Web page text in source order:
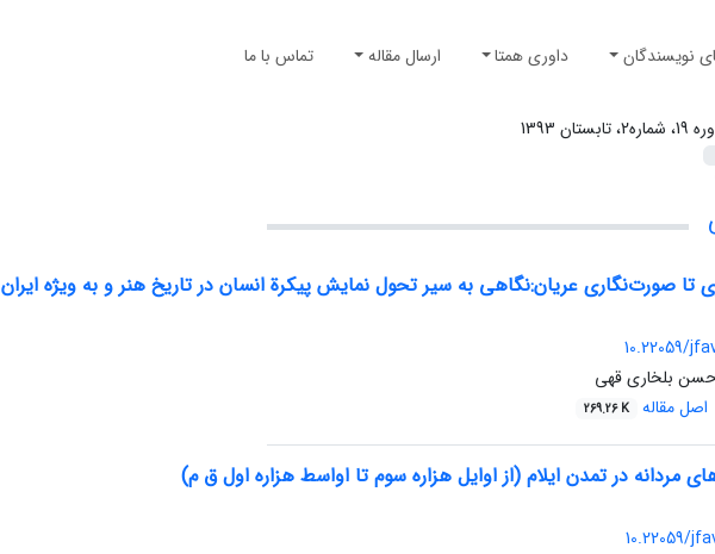
نویسندگان داوری همتا ارسال مقاله تماس با ما
تابستان 1393
تا صورت‌نگاری عریان:نگاهی به سیر تحول نمایش پیکرة انسان در تاریخ هنر و به ویژه ایران
10.22059/
بلخاری قهی
اصل مقاله 269.26 K
مردانه در تمدن ایلام (از اوایل هزاره سوم تا اواسط هزاره اول ق م)
10.22059/